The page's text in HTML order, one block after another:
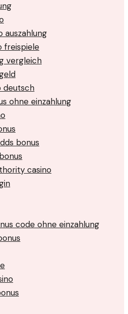
auszahlung
freispiele
vergleich
deutsch
ohne einzahlung
bonus
casino
code ohne einzahlung